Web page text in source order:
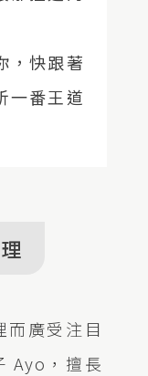
，快跟著
一番王道
而廣受注目
Ayo，擅長